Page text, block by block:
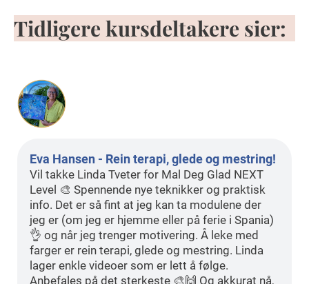
Tidligere kursdeltakere sier:
Eva Hansen - Rein terapi, glede og mestring!
Vil takke Linda Tveter for Mal Deg Glad NEXT
Level 🎨 Spennende nye teknikker og praktisk
info. Det er så fint at jeg kan ta modulene der
jeg er (om jeg er hjemme eller på ferie i Spania)
👌 og når jeg trenger motivering. Å leke med
farger er rein terapi, glede og mestring. Linda
lager enkle videoer som er lett å følge.
Anbefales på det sterkeste 🎨🙌 Og akkurat nå,